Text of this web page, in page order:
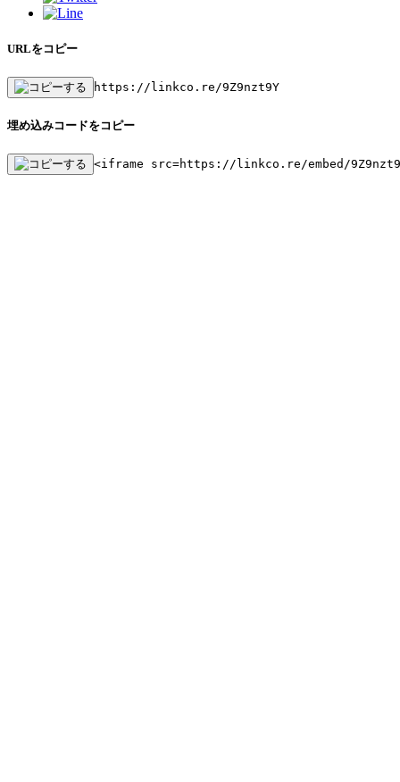
URLをコピー
https://linkco.re/9Z9nzt9Y
埋め込みコードをコピー
<iframe src=https://linkco.re/embed/